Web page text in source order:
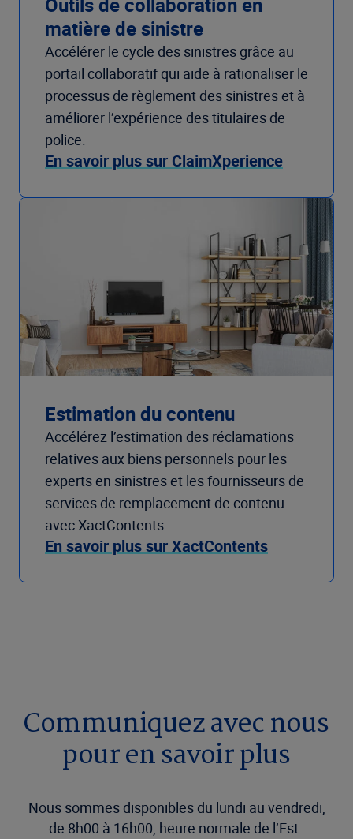
matière de sinistre
Accélérer le cycle des sinistres grâce au
portail collaboratif qui aide à rationaliser le
processus de règlement des sinistres et à
améliorer l’expérience des titulaires de
police.
En savoir plus sur ClaimXperience
Estimation du contenu
Accélérez l’estimation des réclamations
relatives aux biens personnels pour les
experts en sinistres et les fournisseurs de
services de remplacement de contenu
avec XactContents.
En savoir plus sur XactContents
Communiquez avec nous
pour en savoir plus
Nous sommes disponibles du lundi au vendredi,
de 8h00 à 16h00, heure normale de l’Est :